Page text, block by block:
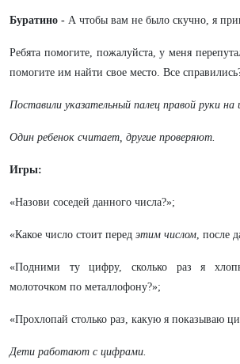
Буратино - А чтобы вам не было скучно, я
Ребята помогите, пожалуйста, у меня
помогите им найти свое место. Все
Поставили указательный палец правой руки на
Один ребенок считает, другие проверяют.
Игры:
«Назови соседей данного числа?»;
«Какое число стоит перед этим числом, после
«Подними ту цифру, сколько раз я
молоточком по металлофону?»;
«Прохлопай столько раз, какую я показываю
Дети работают с цифрами.